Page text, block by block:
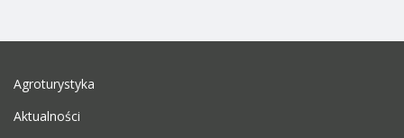
Agroturystyka
Aktualności